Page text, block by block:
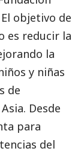
El objetivo de
es reducir la
la
y niñas
de
Desde
para
del